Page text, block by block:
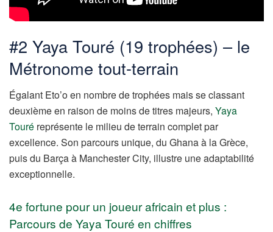
#2 Yaya Touré (19 trophées) – le
Métronome tout-terrain
Égalant Eto’o en nombre de trophées mais se classant
deuxième en raison de moins de titres majeurs, Yaya
Touré représente le milieu de terrain complet par
excellence. Son parcours unique, du Ghana à la Grèce,
puis du Barça à Manchester City, illustre une adaptabilité
exceptionnelle.
4e fortune pour un joueur africain et plus :
Parcours de Yaya Touré en chiffres